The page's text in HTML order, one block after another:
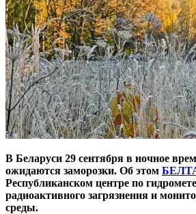
В Беларуси 29 сентября в ночное
ожидаются заморозки. Об этом
Республиканском центре по
радиоактивного загрязнения и
среды.